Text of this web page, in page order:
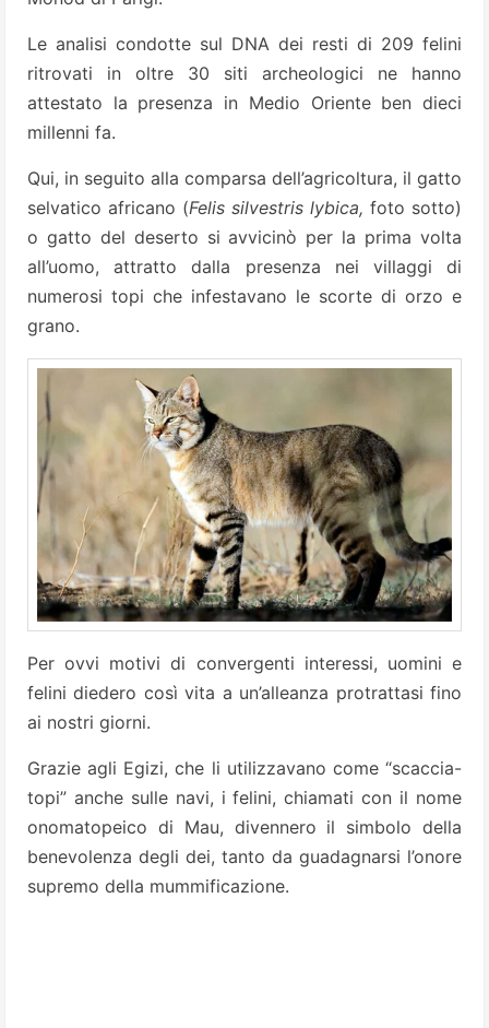
Le analisi condotte sul DNA dei resti di 209 felini
ritrovati in oltre 30 siti archeologici ne hanno
attestato la presenza in Medio Oriente ben dieci
millenni fa.
Qui, in seguito alla comparsa dell’agricoltura, il gatto
selvatico africano (Felis silvestris lybica, foto sotto)
o gatto del deserto si avvicinò per la prima volta
all’uomo, attratto dalla presenza nei villaggi di
numerosi topi che infestavano le scorte di orzo e
grano.
Per ovvi motivi di convergenti interessi, uomini e
felini diedero così vita a un’alleanza protrattasi fino
ai nostri giorni.
Grazie agli Egizi, che li utilizzavano come “scaccia-
topi” anche sulle navi, i felini, chiamati con il nome
onomatopeico di Mau, divennero il simbolo della
benevolenza degli dei, tanto da guadagnarsi l’onore
supremo della mummificazione.